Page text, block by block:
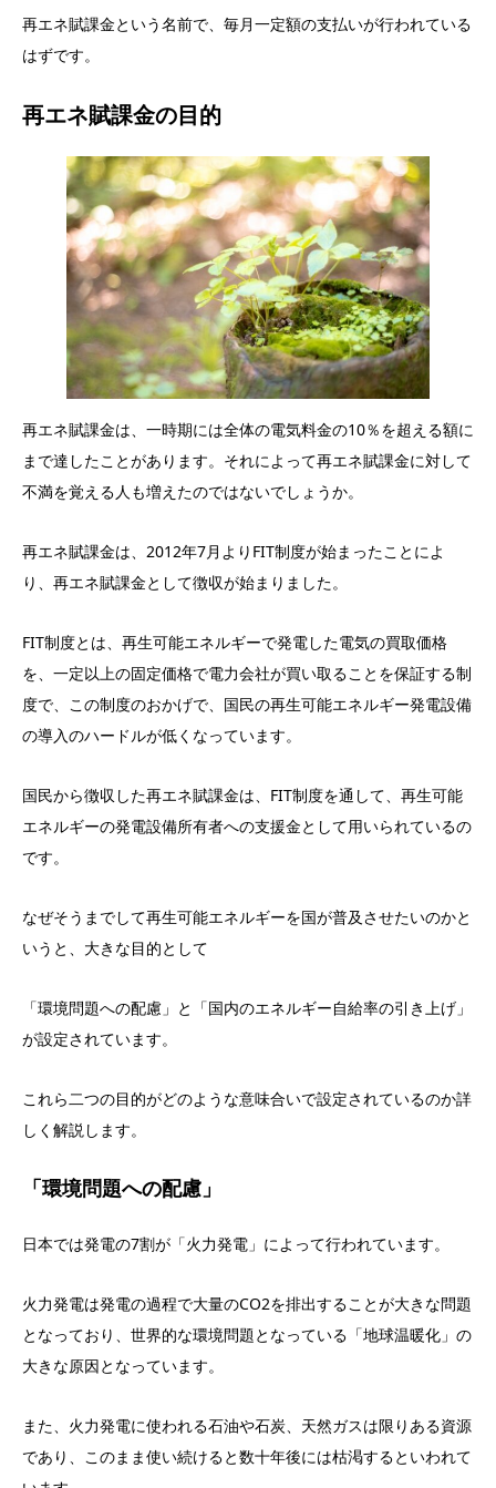
再エネ賦課金という名前で、毎月一定額の支払いが行われている
はずです。
再エネ賦課金の目的
再エネ賦課金は、一時期には全体の電気料金の10％を超える額に
まで達したことがあります。それによって再エネ賦課金に対して
不満を覚える人も増えたのではないでしょうか。
再エネ賦課金は、2012年7月よりFIT制度が始まったことによ
り、再エネ賦課金として徴収が始まりました。
FIT制度とは、再生可能エネルギーで発電した電気の買取価格
を、一定以上の固定価格で電力会社が買い取ることを保証する制
度で、この制度のおかげで、国民の再生可能エネルギー発電設備
の導入のハードルが低くなっています。
国民から徴収した再エネ賦課金は、FIT制度を通して、再生可能
エネルギーの発電設備所有者への支援金として用いられているの
です。
なぜそうまでして再生可能エネルギーを国が普及させたいのかと
いうと、大きな目的として
「環境問題への配慮」と「国内のエネルギー自給率の引き上げ」
が設定されています。
これら二つの目的がどのような意味合いで設定されているのか詳
しく解説します。
「環境問題への配慮」
日本では発電の7割が「火力発電」によって行われています。
火力発電は発電の過程で大量のCO2を排出することが大きな問題
となっており、世界的な環境問題となっている「地球温暖化」の
大きな原因となっています。
また、火力発電に使われる石油や石炭、天然ガスは限りある資源
であり、このまま使い続けると数十年後には枯渇するといわれて